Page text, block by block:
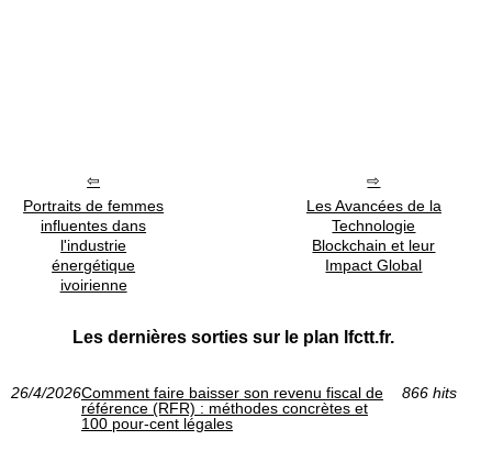
Portraits de femmes
influentes dans
l'industrie
énergétique
ivoirienne
Les Avancées de la
Technologie
Blockchain et leur
Impact Global
Les dernières sorties sur le plan lfctt.fr.
26/4/2026Comment faire baisser son revenu fiscal de
référence (RFR) : méthodes concrètes et
100 pour-cent légales
866 hits